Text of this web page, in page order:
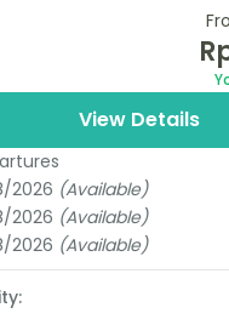
#wisatamalang
Pesan
Kota Malang,Kota
View Details
2026 (Available)
2026 (Available)
2026 (Available)